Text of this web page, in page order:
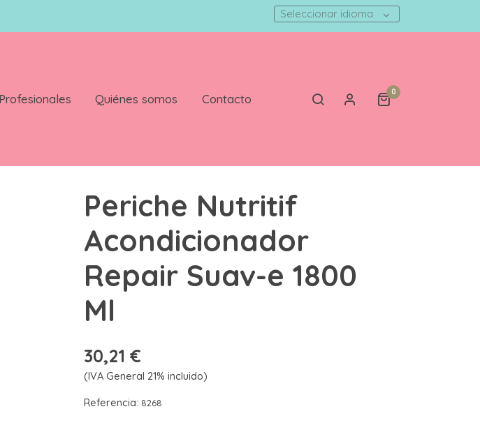
Seleccionar idioma
Profesionales Quiénes somos Contacto 0
Periche Nutritif
Acondicionador
Repair Suav-e 1800
Ml
30,21 €
(IVA General 21% incluido)
Referencia: 8268